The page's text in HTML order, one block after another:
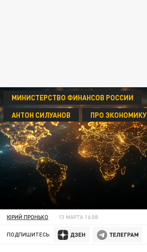
МИНИСТЕРСТВО ФИНАНСОВ РОССИИ
АНТОН СИЛУАНОВ
ПРО ЭКОНОМИКУ
ЮРИЙ ПРОНЬКО 13 МАРТА 16:08
ПОДПИШИТЕСЬ: